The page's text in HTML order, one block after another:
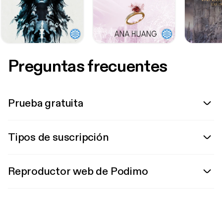
Preguntas frecuentes
Prueba gratuita
Tipos de suscripción
Reproductor web de Podimo